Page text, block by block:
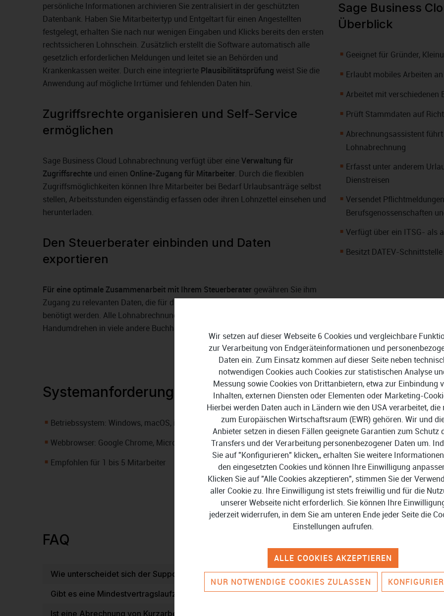
persönliche Informationen archivieren Sie zentralisiert in der geschützten
Datenbank. Haben Sie Mitarbeitertyp und Entgeltart für einen Angestellten
festgelegt, erhalten Sie nach nur wenigen Eingaben und Klicks bereits den ersten
rechtssicheren Lohnschein. Zusätzlich erstellt die Software automatisch alle
gesetzlich erforderlichen Meldungen und leitet sie an Behörden und
Krankenkassen weiter. Durch eine integrierte Plausibilitätsprüfung weist Sie die
Anwendung auf mögliche Irrtümer und fehlenden Daten hin.
Zugriffsrechte organisieren und Self-Service
ermöglichen
Sage Business Cloud Lohnabrechnung verfügt über eineVerwaltung für
Zugriffsrechte und einen Online-Zugang für Mitarbeiter. Durch die flexiblen
Zugriffsmöglichkeiten können Ihre Mitarbeiter bei Bedarf Urlaubsanträge selbst
stellen, Arbeitsstunden eigenständig erfassen oder ihren Lohnzettel einsehen und
herunterladen.
Den Steuerberater einbinden und Daten
exportieren
Für eine optimale Zusammenarbeit mit Ihrem Steuerberater gewähren Sie ihm
Zugang zu relevanten Daten, die für die Buchhaltung oder die Steuererklärung
benötigt werden. Alle Lohnabrechnungsdaten lassen sich über Schnittstellen im
Handumdrehen in viele andere Buchhaltungssoftware-Lösungen exportieren.
Sage Business
Überblick
Geeignet für Gründer,
Erlaubt mobiles Arbeiten
Arbeitet mit verschiedenen
Prüft Stammdaten auf
Abrechnungsassistent
Lohnabrechnung
Erfasst unter anderem
Dienstreisen
Versendet
Berufsgenossenschaften
Verfügt über ein ITSG- als
Besitzt DATEV-Schnittstelle
Systemanforderungen
Betriebssystem: Windows, macOS, iPadOS, Android und Linux
Webbrowser: Google Chrome, Microsoft Edge, Apple Safari, Mozilla Firefox
Empfohlen für 1 bis 5 Mitarbeiter
Sage Business Cloud
as-Service-Anwendung
Die Installation auf einem
Internetverbindung ist
FAQ
Wie unterscheidet sich der Support zwischen Sage Business Cloud Lohnabrechnung Standard und Plus?
Gibt es eine Mindestvertragslaufzeit?
Ist eine Abrechnung von Kurzarbeitergeld (KuG) in der Standard-Version von Sage Business Cloud
Wir setzen auf dieser Webseite 6 Cookies und vergleichbare
zur Verarbeitung von Endgeräteinformationen und
Daten ein. Zum Einsatz kommen auf dieser Seite neben
notwendigen Cookies auch Cookies zur statistischen Analyse
Messung sowie Cookies von Drittanbietern, etwa zur Einbindung
Inhalten, externen Diensten oder Elementen oder Marketing-
Hierbei werden Daten auch in Ländern wie den USA verarbeitet, die
zum Europäischen Wirtschaftsraum (EWR) gehören. Wir und
Anbieter setzen in diesen Fällen geeignete Garantien zum Schutz
Transfers und der Verarbeitung personenbezogener Daten um.
Sie auf "Konfigurieren" klicken,, erhalten Sie weitere
den eingesetzten Cookies und können Ihre Einwilligung
Klicken Sie auf "Alle Cookies akzeptieren", stimmen Sie der
aller Cookie zu. Ihre Einwilligung ist stets freiwillig und für die
unserer Webseite nicht erforderlich. Sie können Ihre
jederzeit widerrufen, in dem Sie am unteren Ende jeder Seite die
Einstellungen aufrufen.
NUR NOTWENDIGE COOKIES ZULASSEN
ALLE COOKIES AKZEPTIEREN